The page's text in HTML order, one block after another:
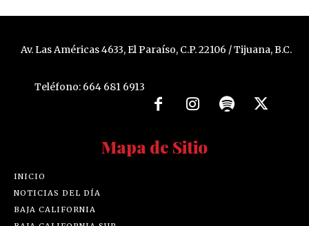
Av. Las Américas 4633, El Paraíso, C.P. 22106 / Tijuana, B.C.
Teléfono: 664 681 6913
Mapa de Sitio
INICIO
NOTICIAS DEL DÍA
BAJA CALIFORNIA